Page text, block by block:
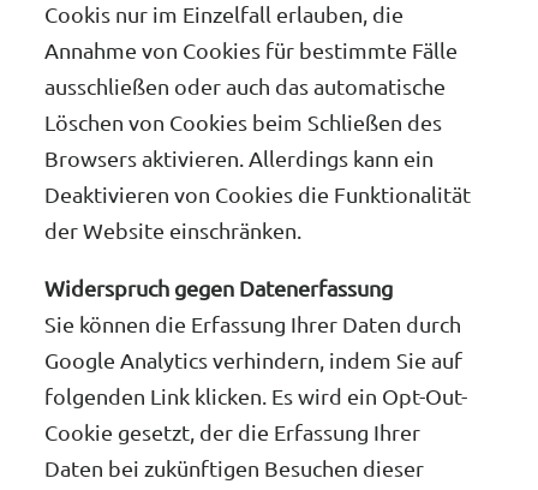
Cookis nur im Einzelfall erlauben, die
Annahme von Cookies für bestimmte Fälle
ausschließen oder auch das automatische
Löschen von Cookies beim Schließen des
Browsers aktivieren. Allerdings kann ein
Deaktivieren von Cookies die Funktionalität
der Website einschränken.
Widerspruch gegen Datenerfassung
Sie können die Erfassung Ihrer Daten durch
Google Analytics verhindern, indem Sie auf
folgenden Link klicken. Es wird ein Opt-Out-
Cookie gesetzt, der die Erfassung Ihrer
Daten bei zukünftigen Besuchen dieser